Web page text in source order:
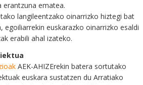
erantzuna ematea.
langileentzako oinarrizko hiztegi bat
egoiliarrekin euskarazko oinarrizko esaldi
erabili ahal izateko.
AEK-AHIZErekin batera sortutako
euskara sustatzen du Arratiako